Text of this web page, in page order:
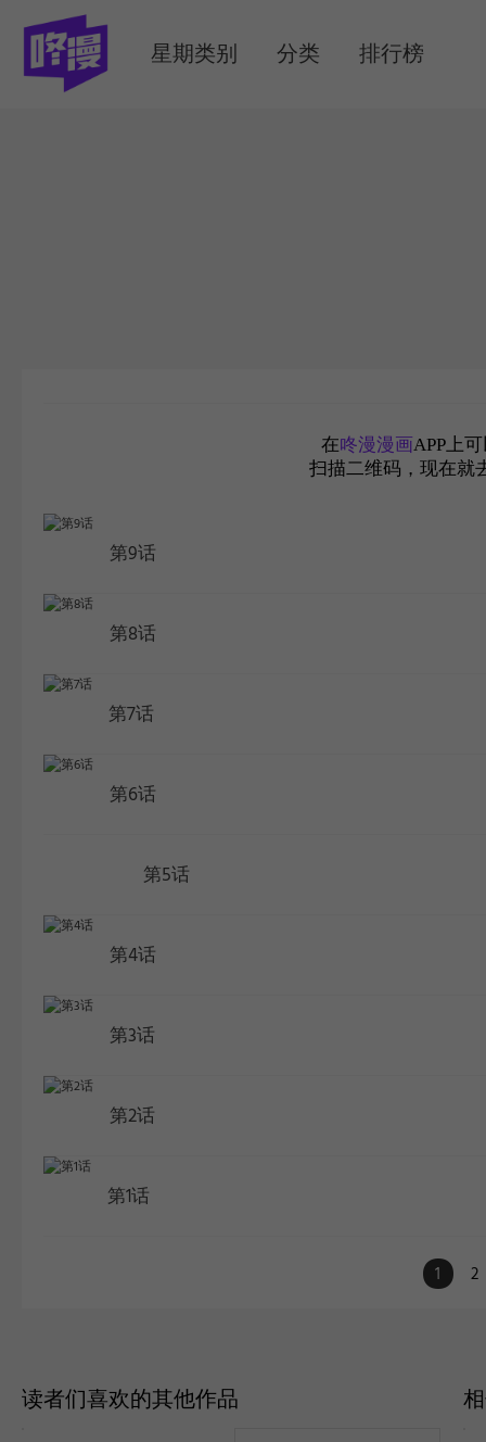
星期类别 分类 排行榜
在咚漫漫画APP上
扫描二维码，现在就
第9话
第8话
第7话
第6话
第5话
第4话
第3话
第2话
第1话
1 2
读者们喜欢的其他作品